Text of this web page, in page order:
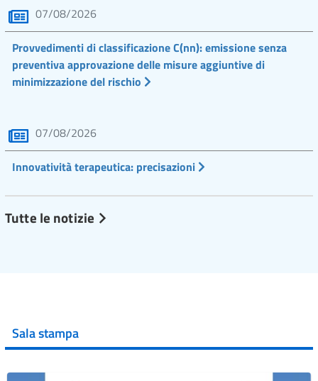
07/08/2026
Provvedimenti di classificazione C(nn): emissione senza
preventiva approvazione delle misure aggiuntive di
minimizzazione del rischio
07/08/2026
Innovatività terapeutica: precisazioni
Tutte le notizie
Sala stampa